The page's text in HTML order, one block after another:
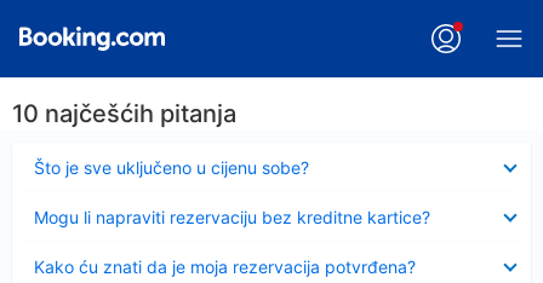
10 najčešćih pitanja
Što je sve uključeno u cijenu sobe?
Sažeto
Mogu li napraviti rezervaciju bez kreditne kartice?
Kako ću znati da je moja rezervacija potvrđena?